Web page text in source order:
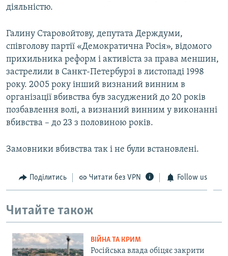
діяльністю.
Галину Старовойтову, депутата Держдуми,
співголову партії «Демократична Росія», відомого
прихильника реформ і активіста за права меншин,
застрелили в Санкт-Петербурзі в листопаді 1998
року. 2005 року інший визнаний винним в
організації вбивства був засуджений до 20 років
позбавлення волі, а визнаний винним у виконанні
вбивства – до 23 з половиною років.
Замовники вбивства так і не були встановлені.
Поділитись Читати без VPN Follow us
Читайте також
ВІЙНА ТА КРИМ
Російська влада обіцяє закрити